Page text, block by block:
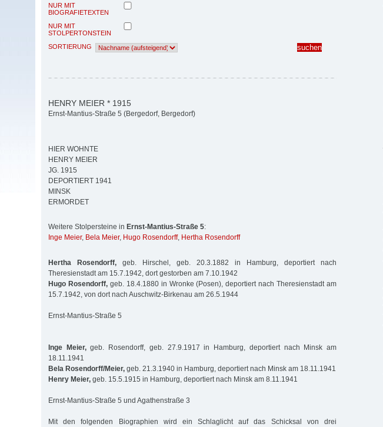
NUR MIT
BIOGRAFIETEXTEN
NUR MIT
STOLPERTONSTEIN
SORTIERUNG
HENRY MEIER * 1915
Ernst-Mantius-Straße 5 (Bergedorf, Bergedorf)
HIER WOHNTE
HENRY MEIER
JG. 1915
DEPORTIERT 1941
MINSK
ERMORDET
Weitere Stolpersteine in Ernst-Mantius-Straße 5:
Inge Meier, Bela Meier, Hugo Rosendorff, Hertha Rosendorff
Hertha Rosendorff, geb. Hirschel, geb. 20.3.1882 in Hamburg, deportiert nach
Theresienstadt am 15.7.1942, dort gestorben am 7.10.1942
Hugo Rosendorff,geb. 18.4.1880 in Wronke (Posen), deportiert nach Theresienstadt am
15.7.1942, von dort nach Auschwitz-Birkenau am 26.5.1944
Ernst-Mantius-Straße 5
Inge Meier,geb. Rosendorff, geb. 27.9.1917 in Hamburg, deportiert nach Minsk am
18.11.1941
Bela Rosendorff/Meier, geb. 21.3.1940 in Hamburg, deportiert nach Minsk am 18.11.1941
Henry Meier, geb. 15.5.1915 in Hamburg, deportiert nach Minsk am 8.11.1941
Ernst-Mantius-Straße 5 und Agathenstraße 3
Mit den folgenden Biographien wird ein Schlaglicht auf das Schicksal von drei